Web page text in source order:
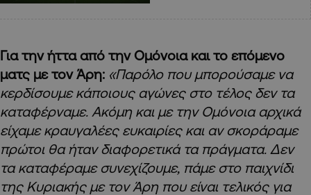
Για την ήττα από την Ομόνοια και το επόμενο
ματς με τον Άρη: «Παρόλο που μπορούσαμε να
κερδίσουμε κάποιους αγώνες στο τέλος δεν τα
καταφέρναμε. Ακόμη και με την Ομόνοια αρχικά
είχαμε κραυγαλέες ευκαιρίες και αν σκοράραμε
πρώτοι θα ήταν διαφορετικά τα πράγματα. Δεν
τα καταφέραμε συνεχίζουμε, πάμε στο παιχνίδι
της Κυριακής με τον Άρη που είναι τελικός για